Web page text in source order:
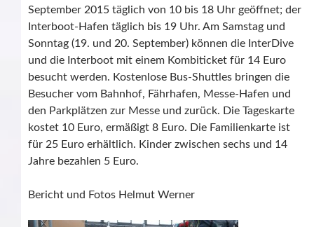
September 2015 täglich von 10 bis 18 Uhr geöffnet; der
Interboot-Hafen täglich bis 19 Uhr. Am Samstag und
Sonntag (19. und 20. September) können die InterDive
und die Interboot mit einem Kombiticket für 14 Euro
besucht werden. Kostenlose Bus-Shuttles bringen die
Besucher vom Bahnhof, Fährhafen, Messe-Hafen und
den Parkplätzen zur Messe und zurück. Die Tageskarte
kostet 10 Euro, ermäßigt 8 Euro. Die Familienkarte ist
für 25 Euro erhältlich. Kinder zwischen sechs und 14
Jahre bezahlen 5 Euro.
Bericht und Fotos Helmut Werner